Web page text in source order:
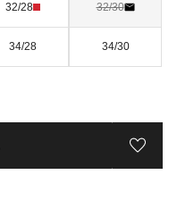
32/28 32/30
34/28 34/30